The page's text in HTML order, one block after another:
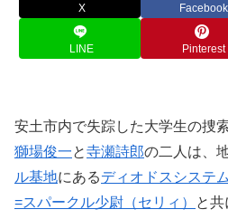
X Facebook
LINE Pinterest
安土市内で失踪した大学生の捜
獅場俊一と寺瀬詩郎の二人は、
ル基地にあるディオドスシステム
=スパークル少尉（セリィ）
と共